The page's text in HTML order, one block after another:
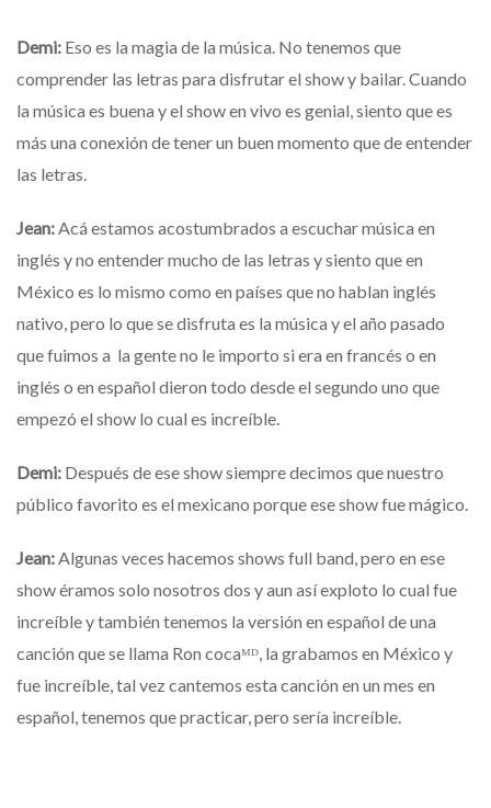
Demi: Eso es la magia de la música. No tenemos que
comprender las letras para disfrutar el show y bailar. Cuando
la música es buena y el show en vivo es genial, siento que es
más una conexión de tener un buen momento que de entender
las letras.
Jean:Acá estamos acostumbrados a escuchar música en
inglés y no entender mucho de las letras y siento que en
México es lo mismo como en países que no hablan inglés
nativo, pero lo que se disfruta es la música y el año pasado
que fuimos a la gente no le importo si era en francés o en
inglés o en español dieron todo desde el segundo uno que
empezó el show lo cual es increíble.
Demi: Después de ese show siempre decimos que nuestro
público favorito es el mexicano porque ese show fue mágico.
Jean:Algunas veces hacemos shows full band, pero en ese
show éramos solo nosotros dos y aun así exploto lo cual fue
increíble y también tenemos la versión en español de una
canción que se llama Ron cocaᴹᴰ, la grabamos en México y
fue increíble, tal vez cantemos esta canción en un mes en
español, tenemos que practicar, pero sería increíble.